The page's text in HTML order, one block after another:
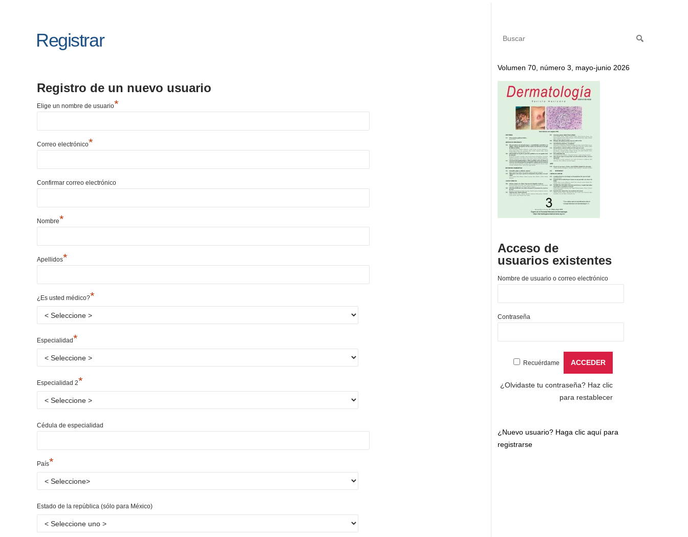
Registrar
Registro de un nuevo usuario
Elige un nombre de usuario*
Correo electrónico*
Confirmar correo electrónico
Nombre*
Apellidos*
¿Es usted médico?*
Especialidad*
Especialidad 2*
Cédula de especialidad
País*
Estado de la república (sólo para México)
Volumen 70, número 3, mayo-junio 2026
Acceso de
usuarios existentes
Nombre de usuario o correo electrónico
Contraseña
Recuérdame
¿Olvidaste tu contraseña? Haz clic
para restablecer
¿Nuevo usuario? Haga clic aquí para
registrarse